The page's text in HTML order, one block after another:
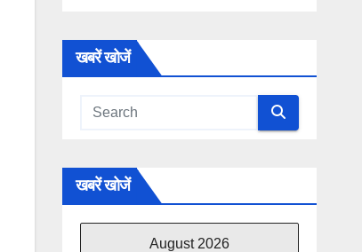
खबरें खोजें
खबरें खोजें
August 2026